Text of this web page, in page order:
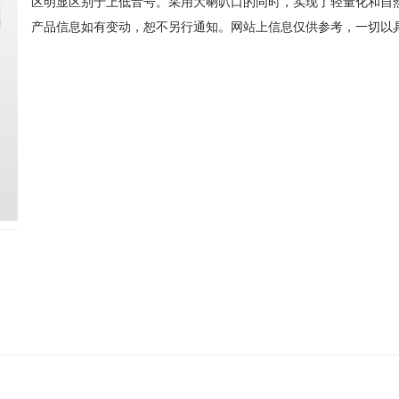
产品信息如有变动，恕不另行通知。网站上信息仅供参考，一切以